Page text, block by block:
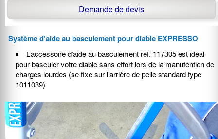
Demande de devis
Système d’aide au basculement pour diable EXPRESSO
L’accessoire d’aide au basculement réf. 117305 est idéal
pour basculer votre diable sans effort lors de la manutention de
charges lourdes (se fixe sur l’arrière de pelle standard type
1011039).